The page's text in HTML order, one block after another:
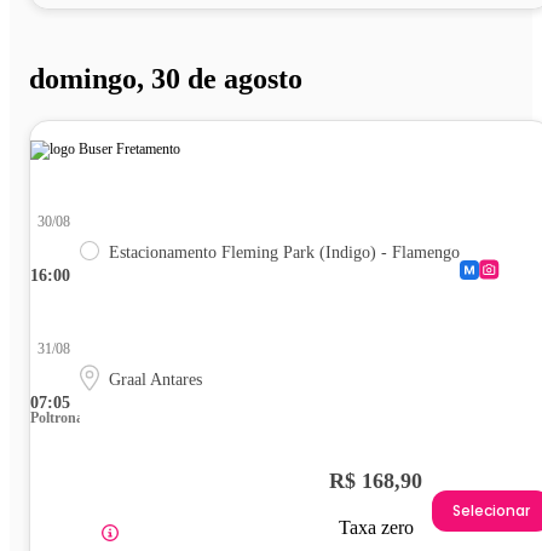
domingo, 30 de agosto
16:00
30/08
Estacionamento Fleming Park (Indigo) - Flamengo
07:05
31/08
Graal Antares
Poltrona
R$ 168,90
Taxa zero
Selecionar